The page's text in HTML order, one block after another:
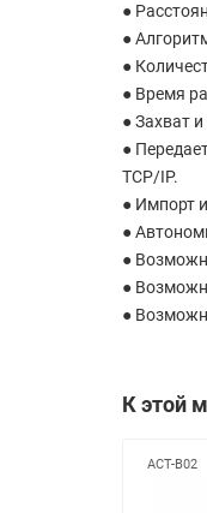
●
●
●
● Время
● Захват
●
TCP/IP.
● Импорт
●
●
●
●
К этой
ACT-B02